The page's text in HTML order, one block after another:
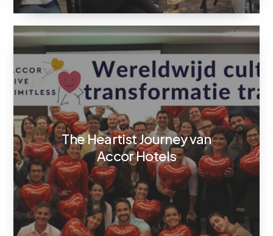
The Heartist Journey van
Accor Hotels